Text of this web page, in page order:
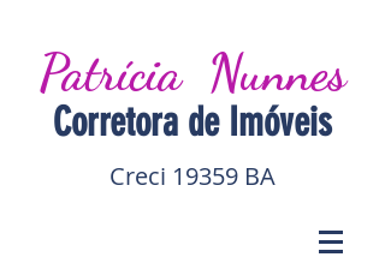
Patrícia Nunnes
Corretora de Imóveis
Creci 19359 BA